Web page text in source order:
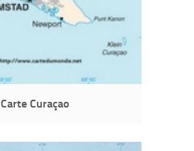
Carte Curaçao